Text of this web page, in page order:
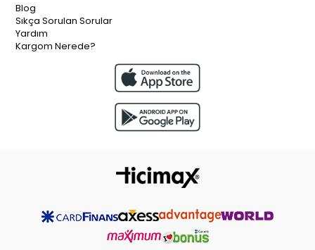
Blog
Sıkça Sorulan Sorular
Yardım
Kargom Nerede?